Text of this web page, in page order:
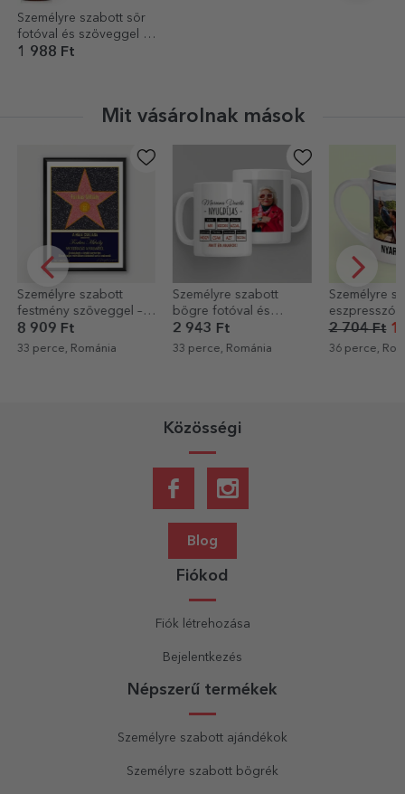
Személyre szabott sör
fotóval és szöveggel –
Szuper apa
1 988 Ft
Mit vásárolnak mások
Személyre szabott
bögre fotóval és
üzenettel – Nyugdíjazás
2 943 Ft
33 perce, Románia
Személyre szabott
eszpresszócsésze 5
fotóval és szöveggel -
Emlékek
2 704 Ft
36 perce, Románia
Személyre
asztali
szöveggel
Boldog
4 772 Ft
37 perce,
Közösségi
Blog
Fiókod
Fiók létrehozása
Bejelentkezés
Népszerű termékek
Személyre szabott ajándékok
Személyre szabott bögrék